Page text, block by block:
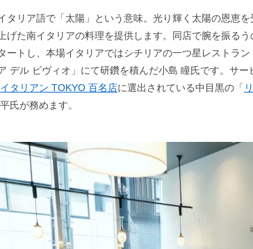
タリア語で「太陽」という意味。光り輝く太陽の恩恵
げた南イタリアの料理を提供します。同店で腕を振る
ートし、本場イタリアではシチリアの一つ星レストラ
デル ビヴィオ」にて研鑽を積んだ小島 瞳氏です。サー
タリアン TOKYO 百名店に選出されている中目黒の「
氏が務めます。